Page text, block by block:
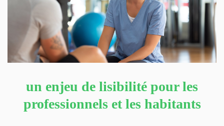
un enjeu de lisibilité pour les
professionnels et les habitants